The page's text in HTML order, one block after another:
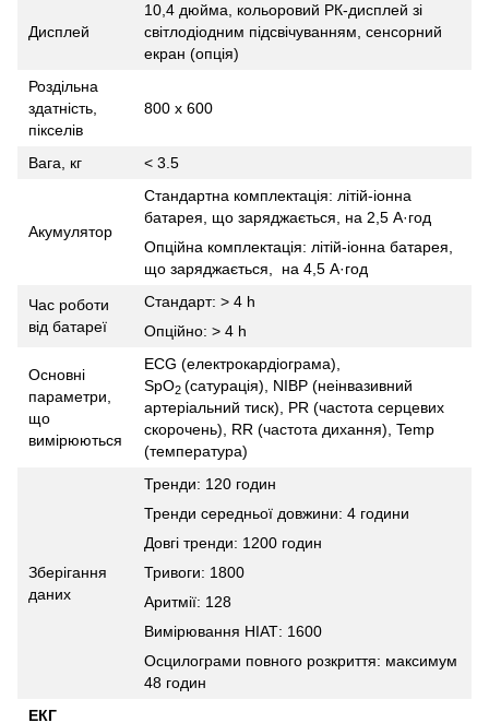
Дисплей
10,4 дюйма, кольоровий РК-дисплей зі
світлодіодним підсвічуванням, сенсорний
екран (опція)
Роздільна
здатність,
пікселів
800 x 600
Вага, кг < 3.5
Акумулятор
Стандартна комплектація: літій-іонна
батарея, що заряджається, на 2,5 A·год
Опційна комплектація: літій-іонна батарея,
що заряджається, на 4,5 A·год
Час роботи
від батареї
Стандарт: > 4 h
Опційно: > 4 h
Основні
параметри,
що
вимірюються
ECG (електрокардіограма),
SpO2 (сатурація), NIBP (неінвазивний
артеріальний тиск), PR (частота серцевих
скорочень), RR (частота дихання), Temp
(температура)
Зберігання
даних
Тренди: 120 годин
Тренди середньої довжини: 4 години
Довгі тренди: 1200 годин
Тривоги: 1800
Аритмії: 128
Вимірювання НІАТ: 1600
Осцилограми повного розкриття: максимум
48 годин
ЕКГ